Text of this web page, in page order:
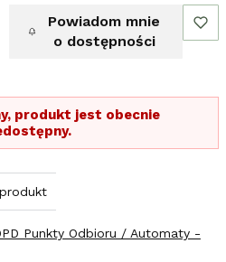
Powiadom mnie
o dostępności
produkt jest obecnie
Punkty Odbioru / Automaty -